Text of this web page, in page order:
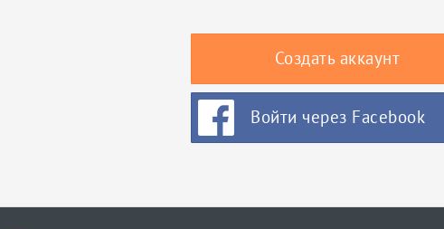
Создать аккаунт
Войти через Facebook